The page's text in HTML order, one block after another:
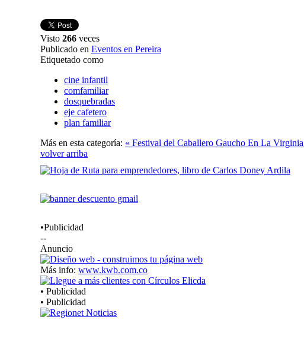
Visto 266 veces
Publicado en Eventos en Pereira
Etiquetado como
cine infantil
comfamiliar
dosquebradas
eje cafetero
plan familiar
Más en esta categoría: « Festival del Caballero Gaucho En La
volver arriba
•Publicidad
--
Anuncio
Más info: www.kwb.com.co
• Publicidad
• Publicidad